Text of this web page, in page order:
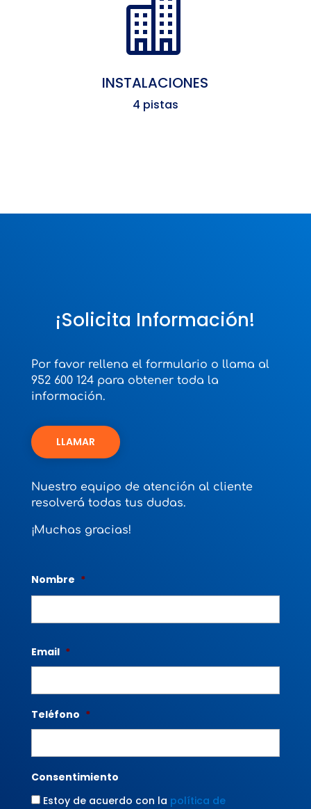

INSTALACIONES
4 pistas
¡Solicita Información!
Por favor rellena el formulario o llama al
952 600 124 para obtener toda la
información.
LLAMAR
Nuestro equipo de atención al cliente
resolverá todas tus dudas.
¡Muchas gracias!
Nombre *
Email *
Teléfono *
Consentimiento
Estoy de acuerdo con la política de